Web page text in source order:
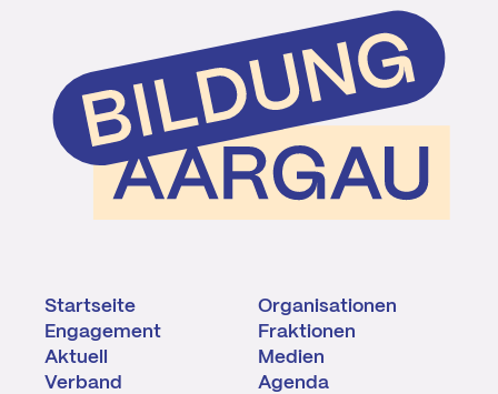
Startseite
Engagement
Aktuell
Verband
Organisationen
Fraktionen
Medien
Agenda